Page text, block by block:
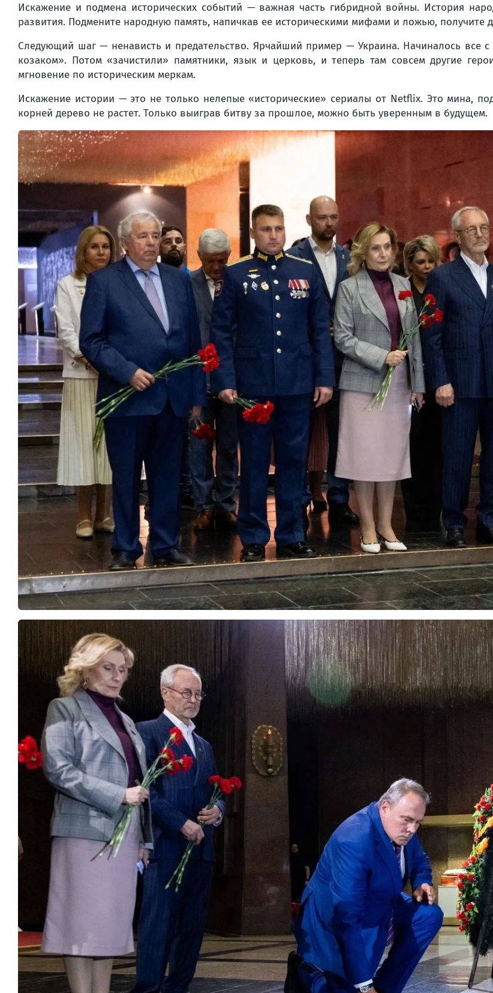
Искажение и подмена исторических событий — важная часть гибридной войны. История
развития. Подмените народную память, напичкав ее историческими мифами и ложью, получите
Следующий шаг — ненависть и предательство. Ярчайший пример — Украина. Начиналось все
козаком». Потом «зачистили» памятники, язык и церковь, и теперь там совсем другие
мгновение по историческим меркам.
Искажение истории — это не только нелепые «исторические» сериалы от Netflix. Это мина,
корней дерево не растет. Только выиграв битву за прошлое, можно быть уверенным в будущем.